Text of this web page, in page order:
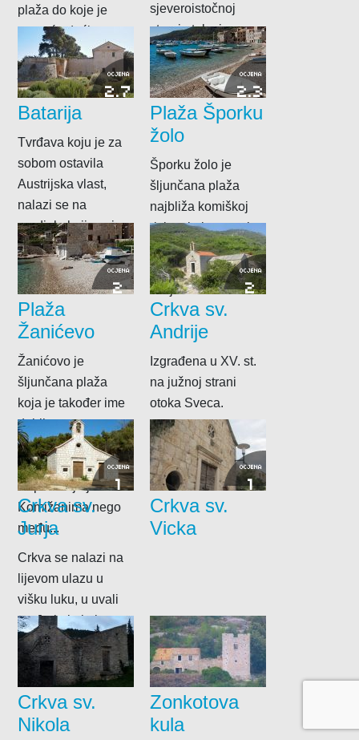
plaža do koje je
moguće doći samo
s morske strane. To
je velika...
sjeveroistočnoj
strani otoka i s
Visom je...
OCJENA
2.7
Batarija
Tvrđava koju je za
sobom ostavila
Austrijska vlast,
nalazi se na
predjelu koji spaja
Kut i Luku. Unjoj...
OCJENA
2.3
Plaža Šporku
žolo
Šporku žolo je
šljunčana plaža
najbliža komiškoj
rivi na koju mnogi
Komižani izvlače i
pred njom vezuju
svoje...
OCJENA
2
Plaža
Žanićevo
Žanićovo je
šljunčana plaža
koja je također ime
dobila po
obiteljskom
prezimenu.
Popularnija je među
Komižanima nego
među...
OCJENA
2
Crkva sv.
Andrije
Izgrađena u XV. st.
na južnoj strani
otoka Sveca.
OCJENA
1
Crkva sv.
Jurja
Crkva se nalazi na
lijevom ulazu u
višku luku, u uvali
sv. Jurja koja je
dobila ime po...
OCJENA
1
Crkva sv.
Vicka
Crkva sv.
Nikola
Zonkotova
kula